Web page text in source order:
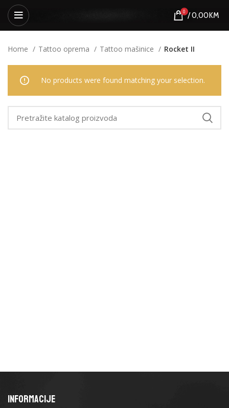
0 /0,00KM
Home Tattoo oprema Tattoo mašinice Rocket II
No products were found matching your selection.
INFORMACIJE